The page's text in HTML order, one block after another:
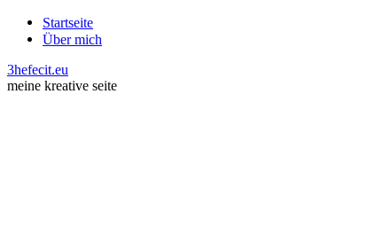
Startseite
Über mich
3hefecit.eu
meine kreative seite